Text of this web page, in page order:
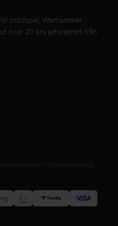
brädspel, Warhammer
över 20 års erfarenhet från